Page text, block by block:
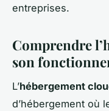
entreprises.
Comprendre
son
L’hébergement
d’hébergement où